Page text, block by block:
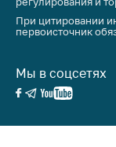
При цитировании
первоисточник
Мы в соцсетях